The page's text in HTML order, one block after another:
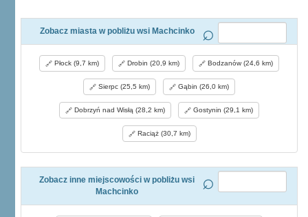
Zobacz miasta w pobliżu wsi Machcinko
Płock (9,7 km) Drobin (20,9 km) Bodzanów (24,6 km)
Sierpc (25,5 km) Gąbin (26,0 km)
Dobrzyń nad Wisłą (28,2 km) Gostynin (29,1 km)
Raciąż (30,7 km)
Zobacz inne miejscowości w pobliżu wsi
Machcinko